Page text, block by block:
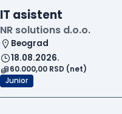
IT asistent
NR solutions d.o.o.
Beograd
18.08.2026.
60.000,00 RSD (net)
Junior